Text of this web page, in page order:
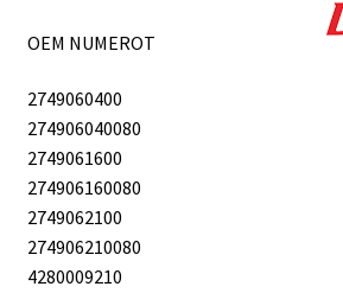
OEM NUMEROT
2749060400
274906040080
2749061600
274906160080
2749062100
274906210080
4280009210